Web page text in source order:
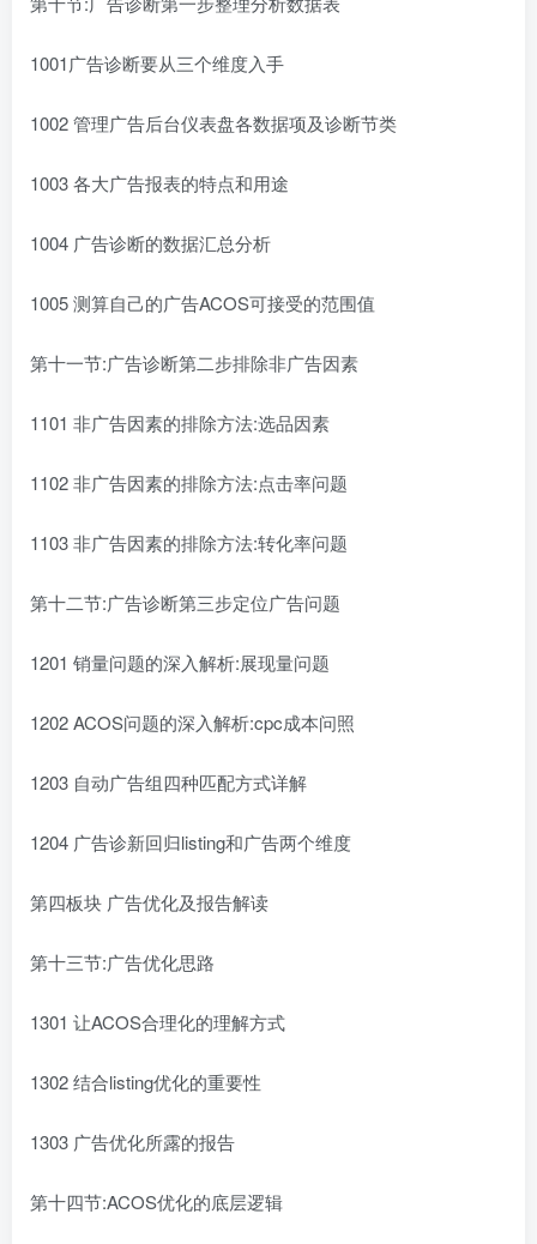
1001广告诊断要从三个维度入手
1002 管理广告后台仪表盘各数据项及诊断节类
1003 各大广告报表的特点和用途
1004 广告诊断的数据汇总分析
1005 测算自己的广告ACOS可接受的范围值
第十一节:广告诊断第二步排除非广告因素
1101 非广告因素的排除方法:选品因素
1102 非广告因素的排除方法:点击率问题
1103 非广告因素的排除方法:转化率问题
第十二节:广告诊断第三步定位广告问题
1201 销量问题的深入解析:展现量问题
1202 ACOS问题的深入解析:cpc成本问照
1203 自动广告组四种匹配方式详解
1204 广告诊新回归listing和广告两个维度
第四板块 广告优化及报告解读
第十三节:广告优化思路
1301 让ACOS合理化的理解方式
1302 结合listing优化的重要性
1303 广告优化所露的报告
第十四节:ACOS优化的底层逻辑